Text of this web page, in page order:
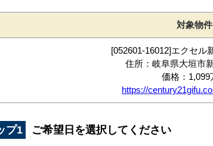
対象物件
[052601-16012]エクセル
住所：岐阜県大垣市
価格：1,099
https://
プ1 ご希望日を選択してください